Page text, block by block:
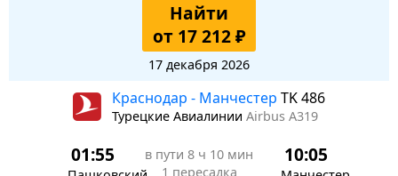
Найти
от 17 212 ₽
17 декабря 2026
Краснодар - Манчестер TK 486
Турецкие Авиалинии Airbus A319
01:55 в пути 8 ч 10 мин
1 пересадка
10:05